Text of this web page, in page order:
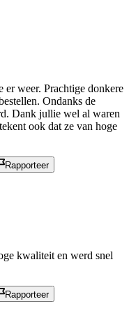
er weer. Prachtige donkere
Ondanks de
Dank jullie wel al waren
ook dat ze van hoge
Rapporteer
kwaliteit en werd snel
Rapporteer